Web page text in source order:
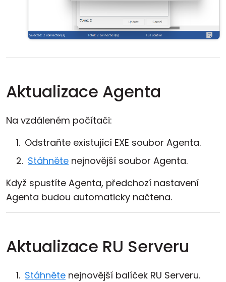
Aktualizace Agenta
Na vzdáleném počítači:
Odstraňte existující EXE soubor Agenta.
Stáhněte nejnovější soubor Agenta.
Když spustíte Agenta, předchozí nastavení
Agenta budou automaticky načtena.
Aktualizace RU Serveru
Stáhněte nejnovější balíček RU Serveru.